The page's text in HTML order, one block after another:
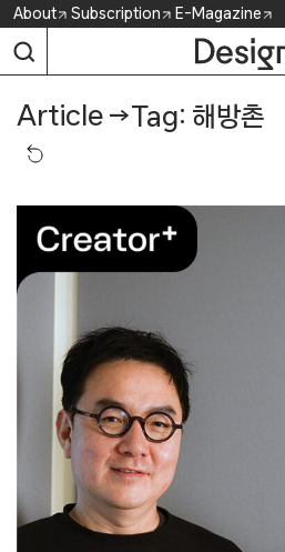
Skip
content
About Subscription E-Magazine
Article →Tag: 해방촌